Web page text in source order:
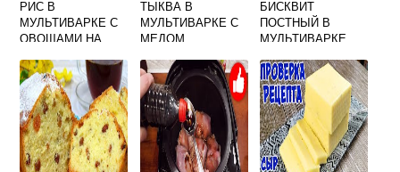
РИС В
МУЛЬТИВАРКЕ С
ОВОЩАМИ НА
ТЫКВА В
МУЛЬТИВАРКЕ С
МЕДОМ
БИСКВИТ
ПОСТНЫЙ В
МУЛЬТИВАРКЕ